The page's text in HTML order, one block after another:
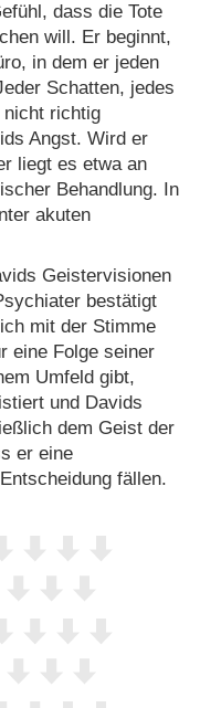
dass die Tote
will. Er beginnt,
in dem er jeden
Schatten, jedes
nicht richtig
Angst. Wird er
liegt es etwa an
Behandlung. In
akuten
Geistervisionen
bestätigt
mit der Stimme
eine Folge seiner
Umfeld gibt,
und Davids
dem Geist der
er eine
fällen.